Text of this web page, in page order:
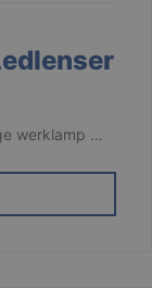
werklamp …